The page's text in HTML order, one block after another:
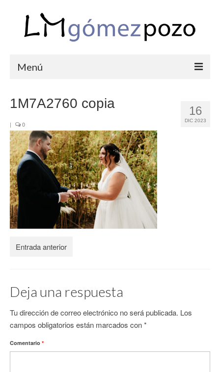
Menú
COMUNIONES
CORPORATIVAS
SEMANA SANTA
SOBRE LM
16
DIC 2023
1M7A2760 copia
| 0
Entrada anterior
Deja una respuesta
Tu dirección de correo electrónico no será publicada. Los
campos obligatorios están marcados con*
Comentario *